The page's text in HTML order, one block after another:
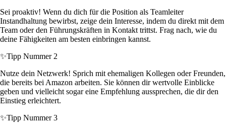
Sei proaktiv! Wenn du dich für die Position als Teamleiter
Instandhaltung bewirbst, zeige dein Interesse, indem du direkt mit dem
Team oder den Führungskräften in Kontakt trittst. Frag nach, wie du
deine Fähigkeiten am besten einbringen kannst.
✨Tipp Nummer 2
Nutze dein Netzwerk! Sprich mit ehemaligen Kollegen oder Freunden,
die bereits bei Amazon arbeiten. Sie können dir wertvolle Einblicke
geben und vielleicht sogar eine Empfehlung aussprechen, die dir den
Einstieg erleichtert.
✨Tipp Nummer 3